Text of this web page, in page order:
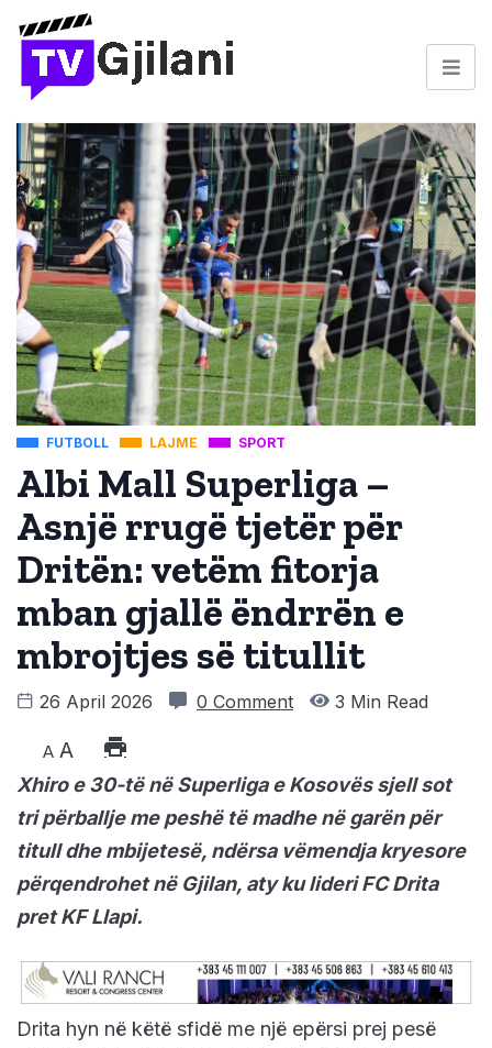
FUTBOLL LAJME SPORT
Albi Mall Superliga –
Asnjë rrugë tjetër për
Dritën: vetëm fitorja
mban gjallë ëndrrën e
mbrojtjes së titullit
26 April 2026 0 Comment 3 Min Read
A A
Xhiro e 30-të në Superliga e Kosovës sjell sot
tri përballje me peshë të madhe në garën për
titull dhe mbijetesë, ndërsa vëmendja kryesore
përqendrohet në Gjilan, aty ku lideri FC Drita
pret KF Llapi.
Drita hyn në këtë sfidë me një epërsi prej pesë